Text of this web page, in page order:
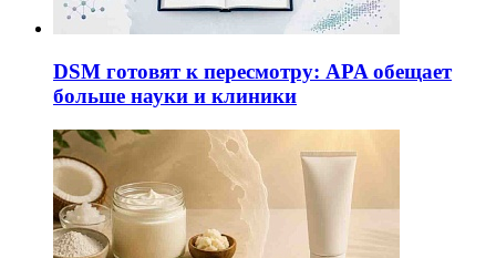
DSM готовят к пересмотру: APA обещает
больше науки и клиники